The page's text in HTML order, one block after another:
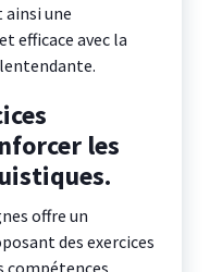
une
efficace avec la
les
offre un
des exercices